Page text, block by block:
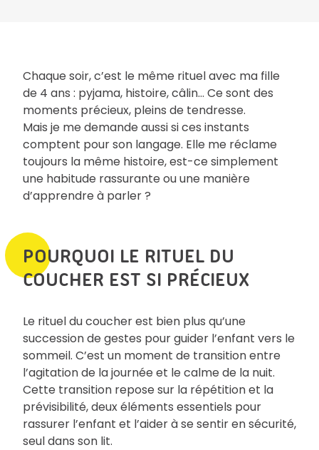
Chaque soir, c’est le même rituel avec ma fille
de 4 ans : pyjama, histoire, câlin… Ce sont des
moments précieux, pleins de tendresse.
Mais je me demande aussi si ces instants
comptent pour son langage. Elle me réclame
toujours la même histoire, est-ce simplement
une habitude rassurante ou une manière
d’apprendre à parler ?
POURQUOI LE RITUEL DU
COUCHER EST SI PRÉCIEUX
Le rituel du coucher est bien plus qu’une
succession de gestes pour guider l’enfant vers le
sommeil. C’est un moment de transition entre
l’agitation de la journée et le calme de la nuit.
Cette transition repose sur la répétition et la
prévisibilité, deux éléments essentiels pour
rassurer l’enfant et l’aider à se sentir en sécurité,
seul dans son lit.